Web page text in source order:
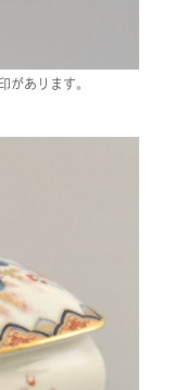
があります。